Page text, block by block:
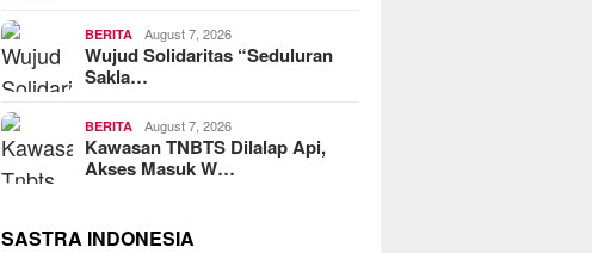
BERITA August 7, 2026
Wujud Solidaritas “Seduluran
Sakla…
BERITA August 7, 2026
Kawasan TNBTS Dilalap Api,
Akses Masuk W…
SASTRA INDONESIA